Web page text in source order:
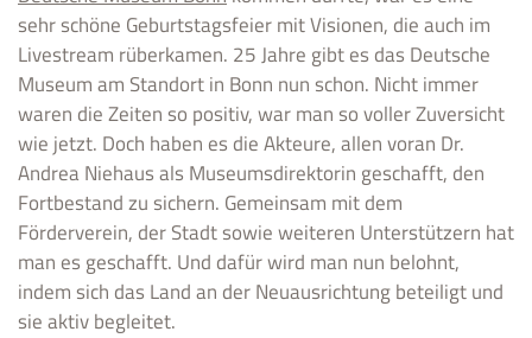
sehr schöne Geburtstagsfeier mit Visionen, die auch im
Livestream rüberkamen. 25 Jahre gibt es das Deutsche
Museum am Standort in Bonn nun schon. Nicht immer
waren die Zeiten so positiv, war man so voller Zuversicht
wie jetzt. Doch haben es die Akteure, allen voran Dr.
Andrea Niehaus als Museumsdirektorin geschafft, den
Fortbestand zu sichern. Gemeinsam mit dem
Förderverein, der Stadt sowie weiteren Unterstützern hat
man es geschafft. Und dafür wird man nun belohnt,
indem sich das Land an der Neuausrichtung beteiligt und
sie aktiv begleitet.